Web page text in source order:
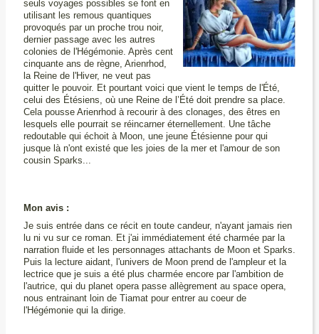
seuls voyages possibles se font en
utilisant les remous quantiques
provoqués par un proche trou noir,
dernier passage avec les autres
colonies de l'Hégémonie. Après cent
cinquante ans de règne, Arienrhod,
la Reine de l'Hiver, ne veut pas
quitter le pouvoir. Et pourtant voici que vient le temps de l'Été,
celui des Étésiens, où une Reine de l’Été doit prendre sa place.
Cela pousse Arienrhod à recourir à des clonages, des êtres en
lesquels elle pourrait se réincarner éternellement. Une tâche
redoutable qui échoit à Moon, une jeune Étésienne pour qui
jusque là n'ont existé que les joies de la mer et l'amour de son
cousin Sparks...
Mon avis :
Je suis entrée dans ce récit en toute candeur, n'ayant jamais rien
lu ni vu sur ce roman. Et j'ai immédiatement été charmée par la
narration fluide et les personnages attachants de Moon et Sparks.
Puis la lecture aidant, l'univers de Moon prend de l'ampleur et la
lectrice que je suis a été plus charmée encore par l'ambition de
l'autrice, qui du planet opera passe allègrement au space opera,
nous entrainant loin de Tiamat pour entrer au coeur de
l'Hégémonie qui la dirige.